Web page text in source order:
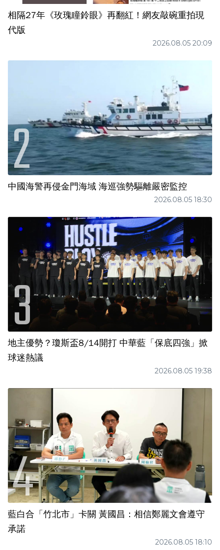
相隔27年《玫瑰瞳鈴眼》再翻紅！網友敲碗重拍現
代版
2026.08.05 20:09
中國海警再侵金門海域 海巡強勢驅離嚴密監控
2026.08.05 18:30
地主優勢？瓊斯盃8/14開打 中華藍「保底四強」掀
球迷熱議
2026.08.05 19:38
藍白合「竹北市」卡關 黃國昌：相信鄭麗文會遵守
承諾
2026.08.05 18:10